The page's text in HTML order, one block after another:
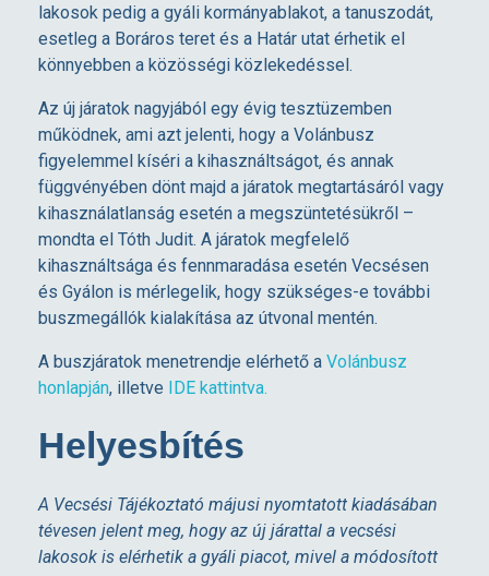
s
é
s
é
s
G
y
á
l
lakosok pedig a gyáli kormányablakot, a tanuszodát,
esetleg a Boráros teret és a Határ utat érhetik el
könnyebben a közösségi közlekedéssel.
Az új járatok nagyjából egy évig tesztüzemben
működnek, ami azt jelenti, hogy a Volánbusz
figyelemmel kíséri a kihasználtságot, és annak
függvényében dönt majd a járatok megtartásáról vagy
kihasználatlanság esetén a megszüntetésükről –
mondta el Tóth Judit. A járatok megfelelő
kihasználtsága és fennmaradása esetén Vecsésen
és Gyálon is mérlegelik, hogy szükséges-e további
buszmegállók kialakítása az útvonal mentén.
A buszjáratok menetrendje elérhető a Volánbusz
honlapján, illetve IDE kattintva.
Helyesbítés
A Vecsési Tájékoztató májusi nyomtatott kiadásában
tévesen jelent meg, hogy az új járattal a vecsési
lakosok is elérhetik a gyáli piacot, mivel a módosított